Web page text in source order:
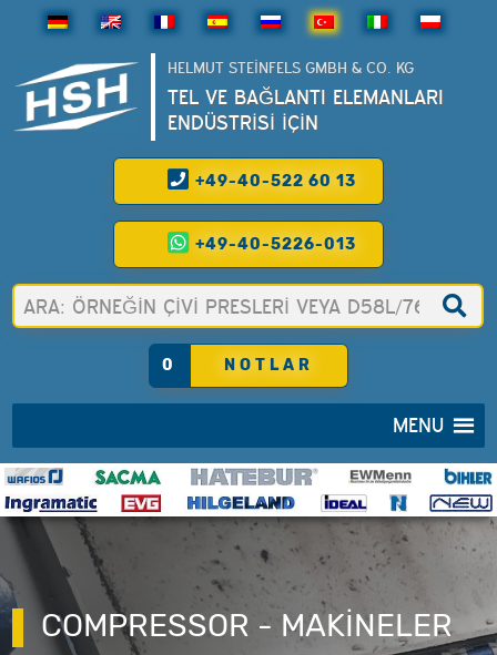
HELMUT STEINFELS GMBH & CO. KG
TEL VE BAĞLANTI ELEMANLARI
ENDÜSTRİSİ İÇİN
+49-40-522 60 13
+49-40-5226-013
0 NOTLAR
MENU
COMPRESSOR - MAKINELER